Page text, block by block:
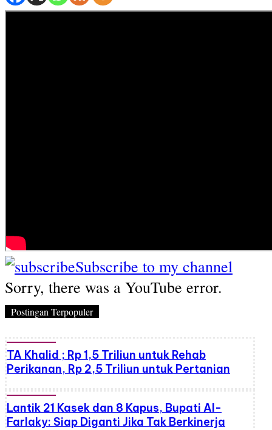
Subscribe to my channel
Sorry, there was a YouTube error.
Postingan Terpopuler
TA Khalid ; Rp 1,5 Triliun untuk Rehab
Perikanan, Rp 2,5 Triliun untuk Pertanian
Lantik 21 Kasek dan 8 Kapus, Bupati Al-
Farlaky: Siap Diganti Jika Tak Berkinerja